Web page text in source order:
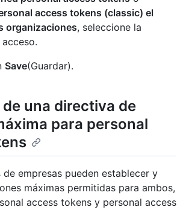
access tokens (classic) el
organizaciones, seleccione la
Save(Guardar).
una directiva de
para personal
empresas pueden establecer y
máximas permitidas para ambos,
access tokens y personal access